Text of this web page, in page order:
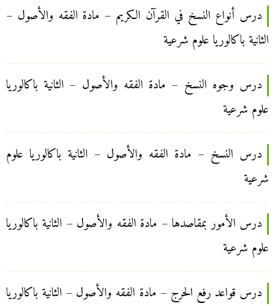
درس أنواع النسخ في القرآن الكريم – مادة الفقه والأصول –
الثانية باكالوريا علوم شرعية
درس وجوه النسخ – مادة الفقه والأصول – الثانية باكالوريا
علوم شرعية
درس النسخ – مادة الفقه والأصول – الثانية باكالوريا علوم
شرعية
درس الأمور بمقاصدها – مادة الفقه والأصول – الثانية باكالوريا
علوم شرعية
درس قواعد رفع الحرج – مادة الفقه والأصول – الثانية باكالوريا